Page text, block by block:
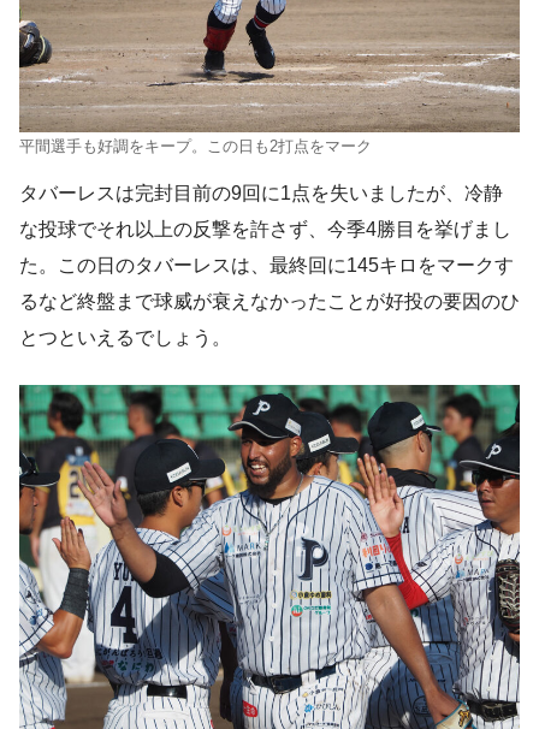
平間選手も好調をキープ。この日も2打点をマーク
タバーレスは完封目前の9回に1点を失いましたが、冷静
な投球でそれ以上の反撃を許さず、今季4勝目を挙げまし
た。この日のタバーレスは、最終回に145キロをマークす
るなど終盤まで球威が衰えなかったことが好投の要因のひ
とつといえるでしょう。